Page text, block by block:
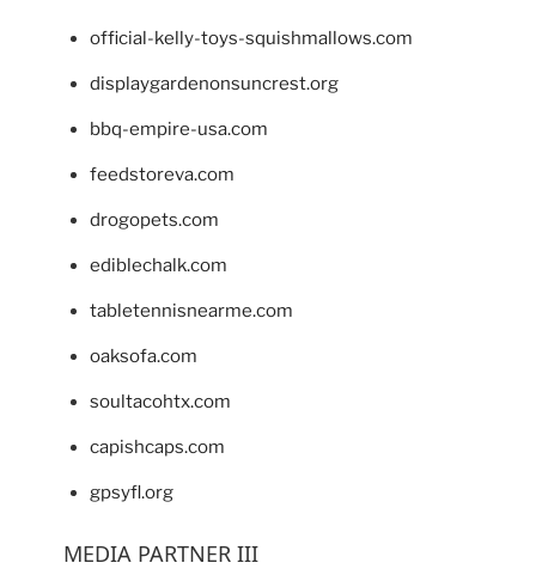
official-kelly-toys-squishmallows.com
displaygardenonsuncrest.org
bbq-empire-usa.com
feedstoreva.com
drogopets.com
ediblechalk.com
tabletennisnearme.com
oaksofa.com
soultacohtx.com
capishcaps.com
gpsyfl.org
MEDIA PARTNER III